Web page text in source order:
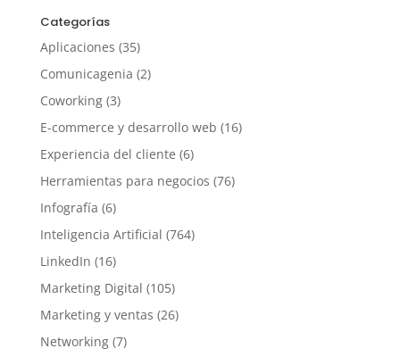
Categorías
Aplicaciones (35)
Comunicagenia (2)
Coworking(3)
E-commerce y desarrollo web (16)
Experiencia del cliente (6)
Herramientas para negocios (76)
Infografía (6)
Inteligencia Artificial (764)
LinkedIn (16)
Marketing Digital (105)
Marketing y ventas (26)
Networking(7)